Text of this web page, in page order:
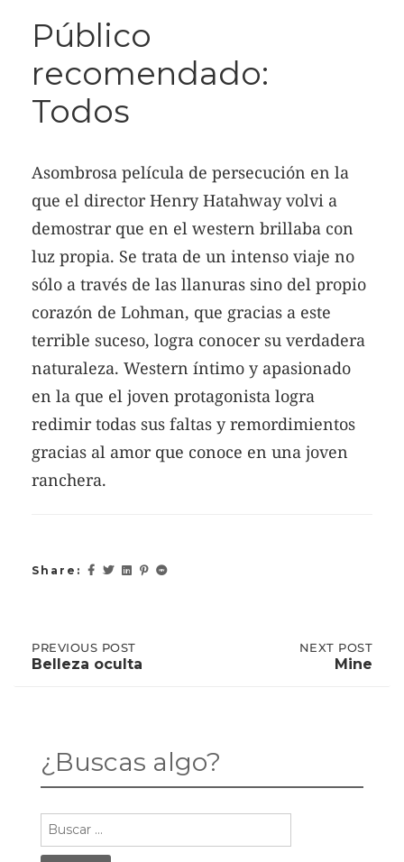
Público
recomendado:
Todos
Asombrosa película de persecución en la
que el director Henry Hatahway volvi a
demostrar que en el western brillaba con
luz propia. Se trata de un intenso viaje no
sólo a través de las llanuras sino del propio
corazón de Lohman, que gracias a este
terrible suceso, logra conocer su verdadera
naturaleza. Western íntimo y apasionado
en la que el joven protagonista logra
redimir todas sus faltas y remordimientos
gracias al amor que conoce en una joven
ranchera.
Share:
Post
PREVIOUS
POST:
PREVIOUS POST
Belleza oculta
NEXT POST
Mine
¿Buscas algo?